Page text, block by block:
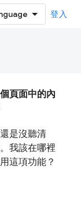
登入
頁面中的內
是沒聽清
我該在哪裡
這項功能？